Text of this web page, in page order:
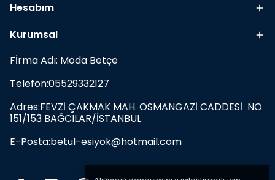
Hesabım
Kurumsal
Fİrma Adı: Moda Betçe
Telefon:05529332127
Adres:FEVZİ ÇAKMAK MAH. OSMANGAZİ CADDESİ NO
151/153 BAĞCILAR/İSTANBUL
E-Posta:betul-esiyok@hotmail.com